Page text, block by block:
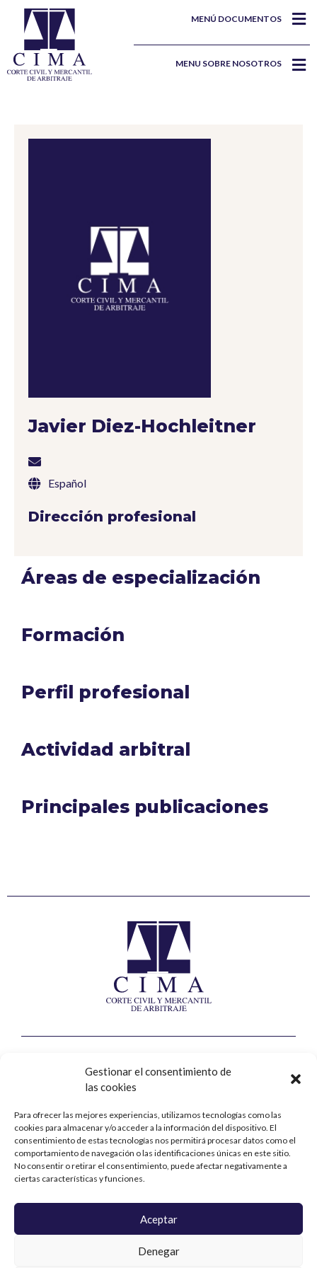
Gestionar el consentimiento de
las cookies
Para ofrecer las mejores experiencias, utilizamos tecnologías como las
cookies para almacenar y/o acceder a la información del dispositivo. El
consentimiento de estas tecnologías nos permitirá procesar datos como el
comportamiento de navegación o las identificaciones únicas en este sitio.
No consentir o retirar el consentimiento, puede afectar negativamente a
ciertas características y funciones.
Aceptar
Denegar
MENÚ DOCUMENTOS
MENU SOBRE NOSOTROS
Javier Diez-Hochleitner
Español
Dirección profesional
Áreas de especialización
Formación
Perfil profesional
Actividad arbitral
Principales publicaciones
Corte Civil y Mercantil de Arbitraje
28001 – Madrid
Contacto
+34 914 31 76 90